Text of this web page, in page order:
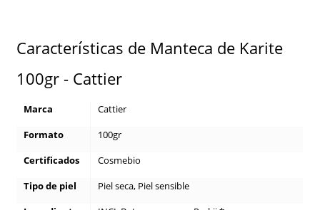
Características de Manteca de Karite
100gr - Cattier
Marca
Cattier
Formato
100gr
Certificados
Cosmebio
Tipo de piel
Piel seca, Piel sensible